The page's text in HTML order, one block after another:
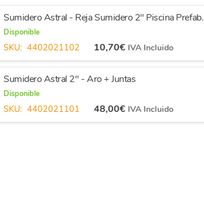
Sumidero Astral - Reja Sumidero 2" Piscina Prefab.
Disponible
SKU: 4402021102 10,70€ IVA Incluido
Sumidero Astral 2" - Aro + Juntas
Disponible
SKU: 4402021101 48,00€ IVA Incluido